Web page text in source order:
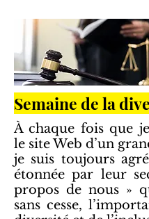
Semaine de la
À chaque fois que
le site Web d’un
je suis toujours
étonnée par leur
propos de nous »
sans cesse,